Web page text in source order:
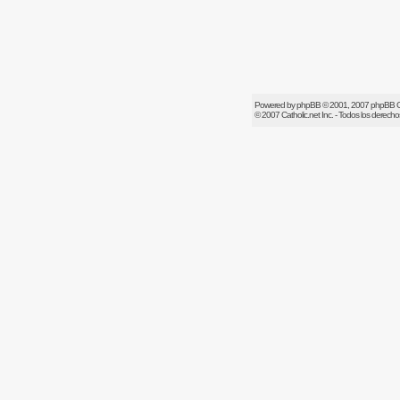
Powered byphpBB© 2001, 2007 phpBB
© 2007Catholic.netInc. - Todos los